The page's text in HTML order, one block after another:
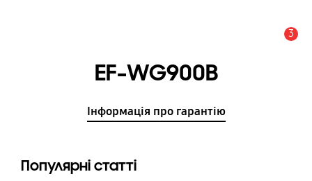
3
EF-WG900B
Інформація про гарантію
Популярні статті